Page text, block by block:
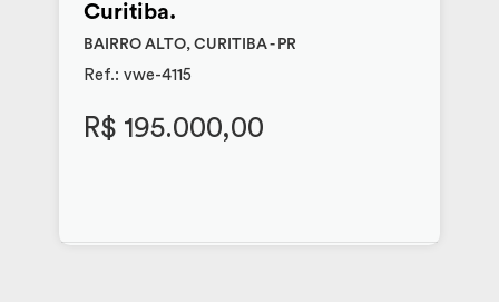
Curitiba.
BAIRRO ALTO, CURITIBA - PR
Ref.: vwe-4115
R$ 195.000,00